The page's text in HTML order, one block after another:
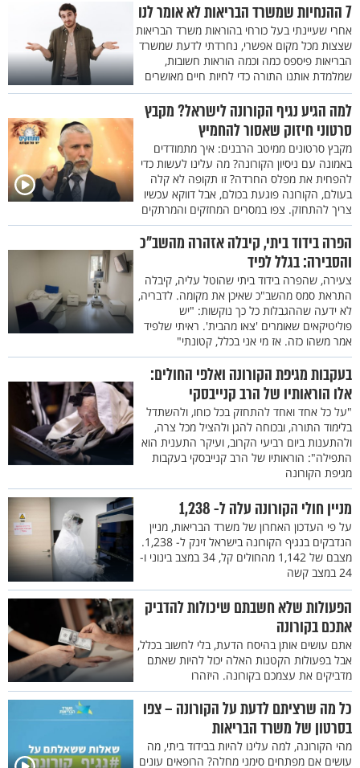
7 ההנחיות שמשרד הבריאות לא אומר לנו
אחרי שעיינתי בעל כורחי בהוראות משרד הבריאות
שצצות מכל מקום אפשרי, נחרדתי לדעת שמשרד
הבריאות פיספס כמה וכמה הוראות חשובות,
שמלמדת אותנו התורה כדי לחיות חיים מאושרים
למה הגיע נגיף הקורונה לישראל? מקבץ
סרטוני חיזוק שאסור להחמיץ
מקבץ סרטונים ממיטב הרבנים: איך מתמודדים
באמונה עם ניסיון הקורונה? מה עלינו לעשות כדי
להפחית את מפלס החרדה? זו תקופה לא קלה
בעולם, הקורונה פוגעת בכולם, אבל דווקא עכשיו
צריך להתחזק. צפו במסרים המחזקים והמרתקים
הפרה בידוד ביתי, קיבלה אזהרה מהשב"כ
והסבירה: בגלל לפיד
צעירה, שהפרה בידוד ביתי שהוטל עליה, קיבלה
התראת סמס מהשב"כ שאיכן את מקומה. לדבריה,
לא ידעה שההגבלות כל כך נוקשות: "יש
פוליטיקאים שאומרים 'צאו מהבית'. ראיתי שלפיד
אמר משהו כזה. אז מי אני בכלל, קטונתי"
בעקבות מגיפת הקורונה ואלפי החולים:
אלו הוראותיו של הרב קנייבסקי
"על כל אחד ואחד להתחזק בכל כוחו, ולהשתדל
בלימוד התורה, ובכוחה להגן ולהציל מכל צרה,
ולהתענות ביום רביעי הקרוב, ועיקר התענית הוא
התפילה": הוראותיו של הרב קנייבסקי בעקבות
מגיפת הקורונה
מניין חולי הקורונה עלה ל- 1,238
על פי העדכון האחרון של משרד הבריאות, מניין
הנדבקים בנגיף הקורונה בישראל זינק ל- 1,238.
מצבם של 1,142 מהחולים קל, 34 במצב בינוני ו-
24 במצב קשה
הפעולות שלא חשבתם שיכולות להדביק
אתכם בקורונה
אתם עושים אותן בהיסח הדעת, בלי לחשוב בכלל,
אבל בפעולות הקטנות האלה יכול להיות שאתם
מדביקים את עצמכם בקורונה. היזהרו
כל מה שרציתם לדעת על הקורונה – צפו
בסרטון של משרד הבריאות
מהי הקורונה, למה עלינו להיות בבידוד ביתי, מה
עושים אם מפתחים סימני מחלה? הרופאים עונים